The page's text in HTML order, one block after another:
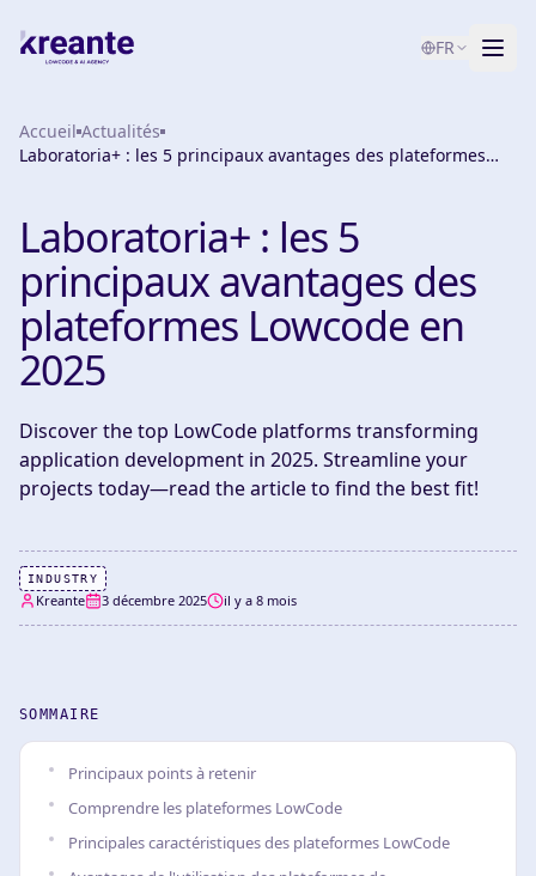
FR
Services
À propos
Test de maturité IA
Accueil Actualités
Laboratoria+ : les 5 principaux avantages des plateformes
Laboratoria+ : les 5
principaux avantages des
plateformes Lowcode en
2025
Discover the top LowCode platforms transforming
application development in 2025. Streamline your
projects today—read the article to find the best fit!
INDUSTRY
Kreante 3 décembre 2025 il y a 8 mois
SOMMAIRE
Principaux points à retenir
Comprendre les plateformes LowCode
Principales caractéristiques des plateformes LowCode